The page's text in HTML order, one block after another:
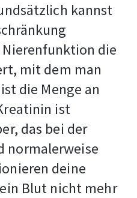
kannst
die
mit dem man
die Menge an
ist
das bei der
normalerweise
deine
Blut nicht mehr